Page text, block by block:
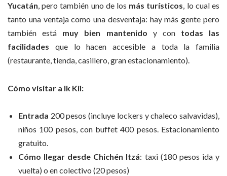
Yucatán, pero también uno de los más turísticos, lo cual es
tanto una ventaja como una desventaja: hay más gente pero
también está muy bien mantenido y con todas las
facilidades que lo hacen accesible a toda la familia
(restaurante, tienda, casillero, gran estacionamiento).
Cómo visitar a Ik Kil:
Entrada 200 pesos (incluye lockers y chaleco salvavidas),
niños 100 pesos, con buffet 400 pesos. Estacionamiento
gratuito.
Cómo llegar desde Chichén Itzá: taxi (180 pesos ida y
vuelta) o en colectivo (20 pesos)